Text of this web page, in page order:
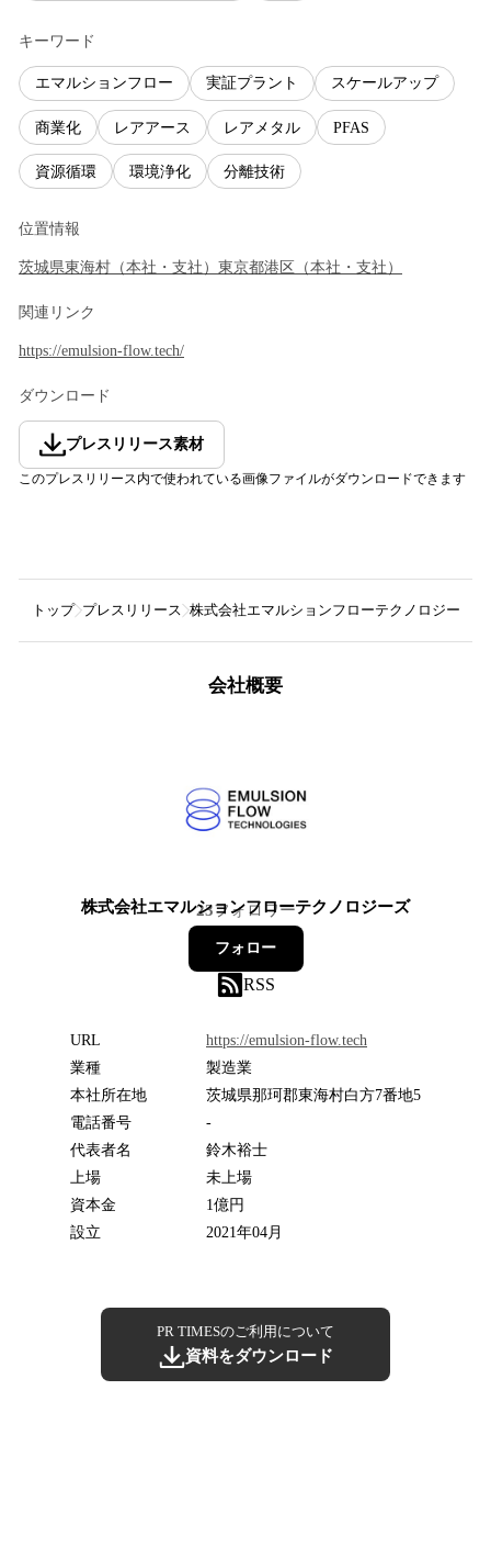
キーワード
エマルションフロー 実証プラント スケールアップ
商業化 レアアース レアメタル PFAS
資源循環 環境浄化 分離技術
位置情報
茨城県東海村 （本社・支社 ） 東京都港区 （本社・支社 ）
関連リンク
https://emulsion-flow.tech/
ダウンロード
プレスリリース素材
このプレスリリース内で使われている画像ファイルがダウンロードできます
トップ プレスリリース 株式会社エマルションフローテクノロジーズ
会社概要
株式会社エマルションフローテクノロジーズ
23フォロワー
フォロー
RSS
URL
https://emulsion-flow.tech
業種
製造業
本社所在地
茨城県那珂郡東海村白方7番地5
電話番号
-
代表者名
鈴木裕士
上場
未上場
資本金
1億円
設立
2021年04月
PR TIMESのご利用について
資料をダウンロード